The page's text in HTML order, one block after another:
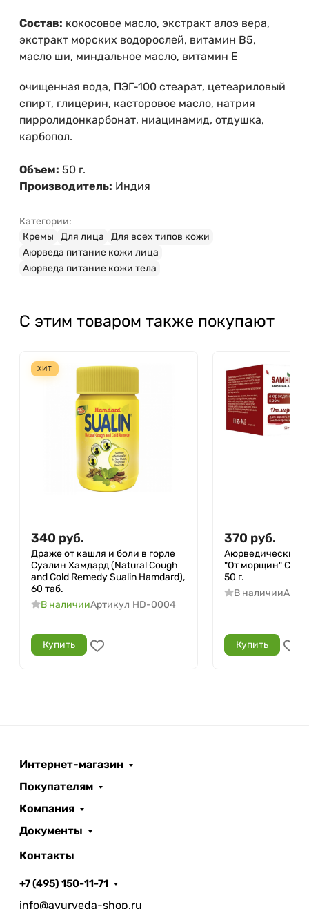
Состав: кокосовое масло, экстракт алоэ вера,
экстракт морских водорослей, витамин В5,
масло ши, миндальное масло, витамин Е
очищенная вода, ПЭГ-100 стеарат, цетеариловый
спирт, глицерин, касторовое масло, натрия
пирролидонкарбонат, ниацинамид, отдушка,
карбопол.
Объем: 50 г.
Производитель: Индия
Категории:
Кремы
Для лица
Для всех типов кожи
Аюрведа питание кожи лица
Аюрведа питание кожи тела
С этим товаром также покупают
ХИТ
340 руб.
Драже от кашля и боли в горле
Суалин Хамдард (Natural Cough
and Cold Remedy Sualin Hamdard),
60 таб.
В наличииАртикул HD-0004
Купить
370 руб.
Аюрведический
"От морщин"
50 г.
В наличии
Купить
Интернет-магазин
Покупателям
Компания
Документы
Контакты
+7 (495) 150-11-71
info@ayurveda-shop.ru